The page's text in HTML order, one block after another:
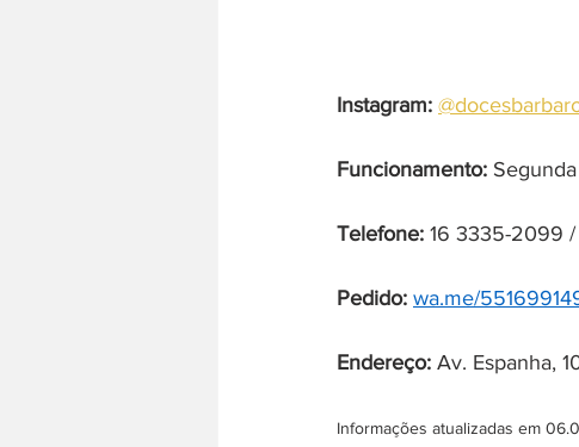
Instagram:
Funcionamento:
Telefone: 16 3335-2099 /
Pedido: wa.me/
Endereço: Av. Espanha,
Informações atualizadas em